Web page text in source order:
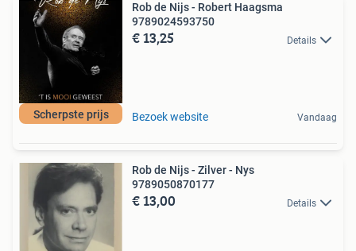
Scherpste prijs
Rob de Nijs - Robert Haagsma
9789024593750
€ 13,25 Details
Bezoek website Vandaag
Rob de Nijs - Zilver - Nys
9789050870177
€ 13,00 Details